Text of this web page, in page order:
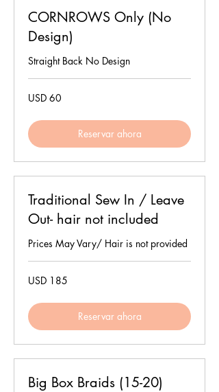
CORNROWS Only (No
Design)
Straight Back No Design
60
dólares
USD 60
Reservar ahora
Traditional Sew In / Leave
Out- hair not included
Prices May Vary/ Hair is not provided
185
dólares
USD 185
Reservar ahora
Big Box Braids (15-20)